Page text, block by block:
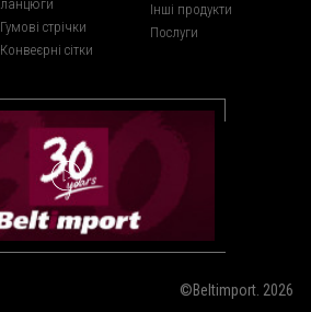
ланцюги
Гумові стрічки
Конвеєрні сітки
Інші продукти
Послуги
©Beltimport. 2026